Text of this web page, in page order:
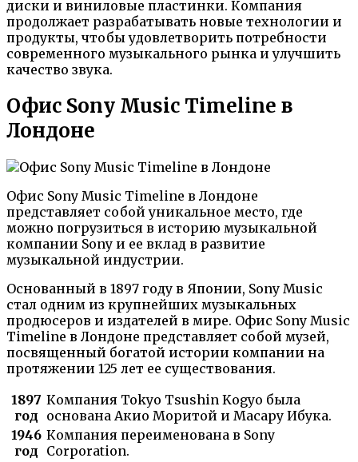
диски и виниловые пластинки. Компания
продолжает разрабатывать новые технологии и
продукты, чтобы удовлетворить потребности
современного музыкального рынка и улучшить
качество звука.
Офис Sony Music Timeline в
Лондоне
Офис Sony Music Timeline в Лондоне
представляет собой уникальное место, где
можно погрузиться в историю музыкальной
компании Sony и ее вклад в развитие
музыкальной индустрии.
Основанный в 1897 году в Японии, Sony Music
стал одним из крупнейших музыкальных
продюсеров и издателей в мире. Офис Sony Music
Timeline в Лондоне представляет собой музей,
посвященный богатой истории компании на
протяжении 125 лет ее существования.
1897
год
Компания Tokyo Tsushin Kogyo была
основана Акио Моритой и Масару Ибука.
1946
год
Компания переименована в Sony
Corporation.